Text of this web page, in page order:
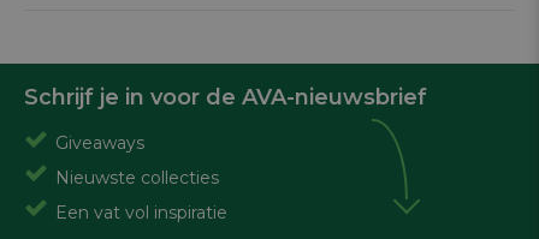
Schrijf je in voor de AVA-nieuwsbrief
Giveaways
Nieuwste collecties
Een vat vol inspiratie